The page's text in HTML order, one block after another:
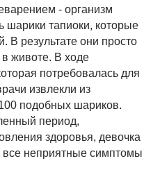
- организм
шарики тапиоки, которые
В результате они просто
животе. В ходе
потребовалась для
извлекли из
подобных шариков.
период,
здоровья, девочка
все неприятные симптомы